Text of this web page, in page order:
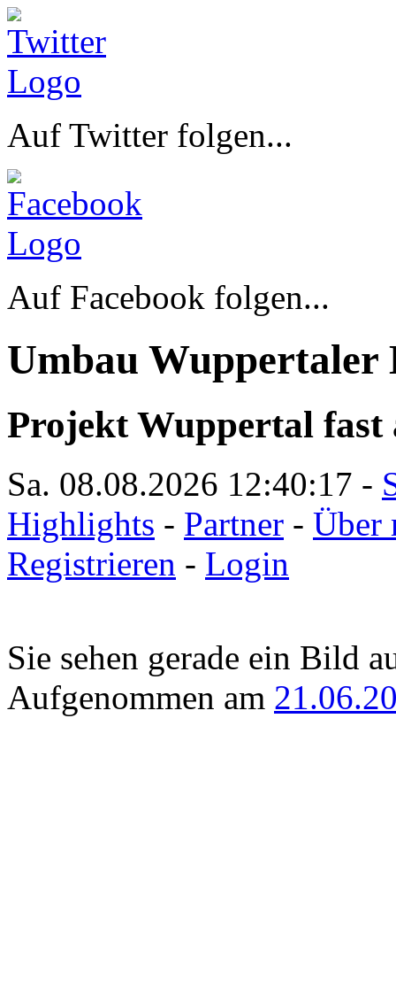
Auf Twitter folgen...
Auf Facebook folgen...
Umbau Wuppertaler
Projekt Wuppertal fast
Sa. 08.08.2026 12:40:17 -
Highlights - Partner - Über
Registrieren - Login
Sie sehen gerade ein Bild
Aufgenommen am